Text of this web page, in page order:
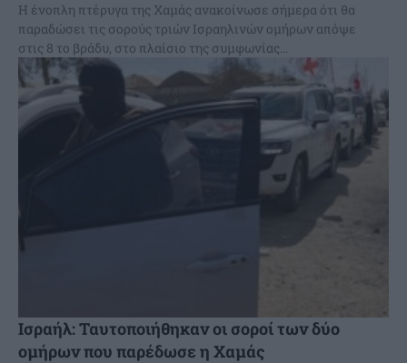
Η ένοπλη πτέρυγα της Χαμάς ανακοίνωσε σήμερα ότι θα
παραδώσει τις σορούς τριών Ισραηλινών ομήρων απόψε
στις 8 το βράδυ, στο πλαίσιο της συμφωνίας...
Ισραήλ: Ταυτοποιήθηκαν οι σοροί των δύο
ομήρων που παρέδωσε η Χαμάς